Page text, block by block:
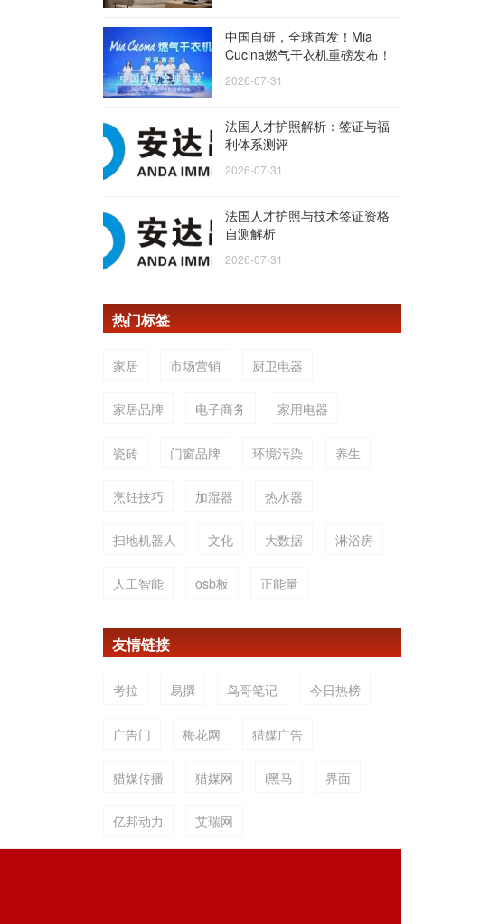
中国自研，全球首发！Mia
Cucina燃气干衣机重磅发布！
2026-07-31
法国人才护照解析：签证与福
利体系测评
2026-07-31
法国人才护照与技术签证资格
自测解析
2026-07-31
热门标签
家居 市场营销 厨卫电器
家居品牌 电子商务 家用电器
瓷砖 门窗品牌 环境污染 养生
烹饪技巧 加湿器 热水器
扫地机器人 文化 大数据 淋浴房
人工智能 osb板 正能量
友情链接
考拉 易撰 鸟哥笔记 今日热榜
广告门 梅花网 猎媒广告
猎媒传播 猎媒网 i黑马 界面
亿邦动力 艾瑞网